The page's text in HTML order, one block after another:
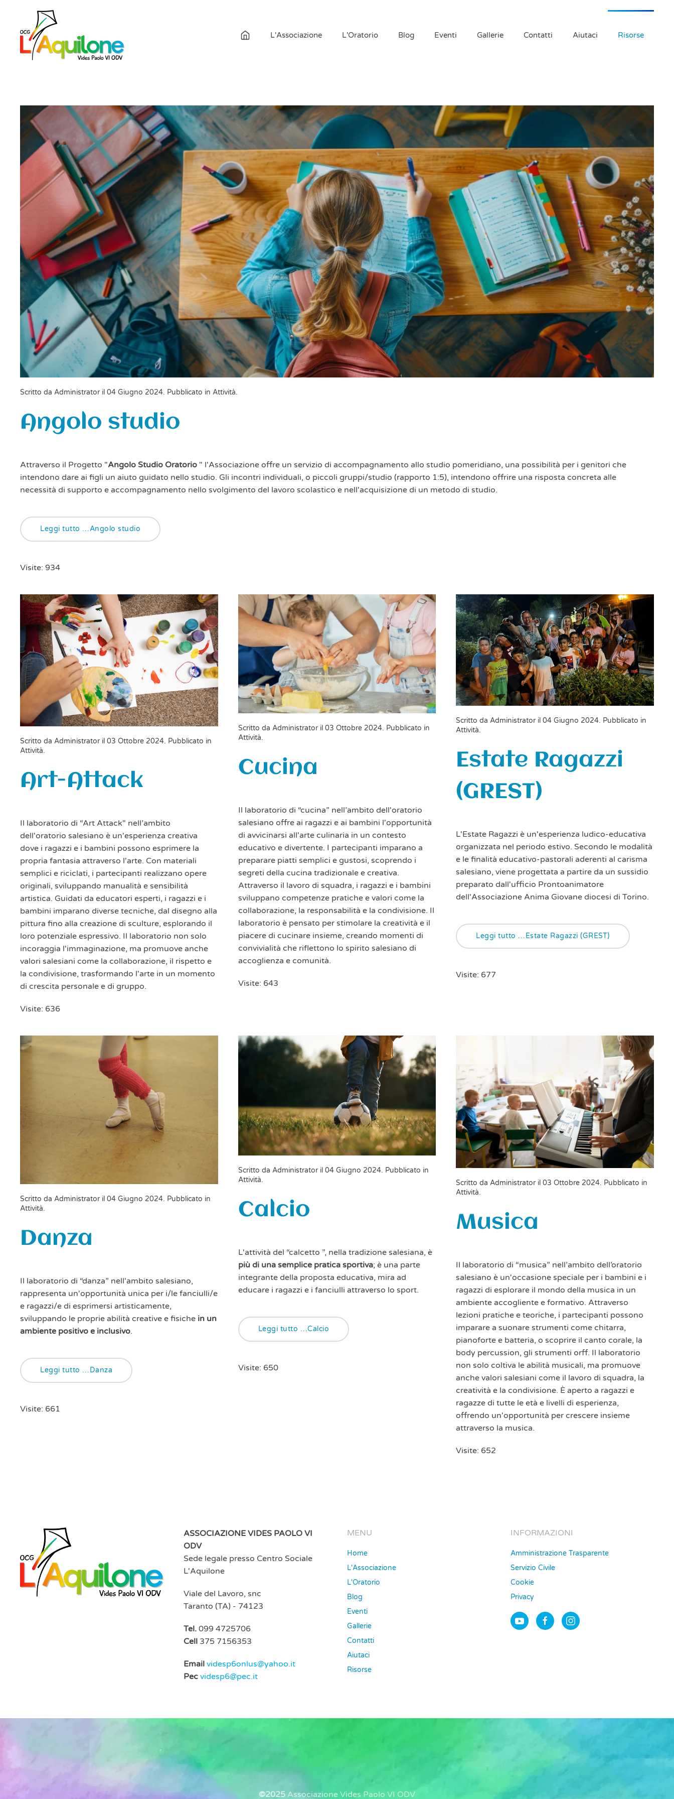
Skip to main content
L'Associazione L'Oratorio Blog Eventi Gallerie Contatti Aiutaci Risorse
Scritto da Administrator il 04 Giugno 2024. Pubblicato in Attività.
Angolo studio
Attraverso il Progetto "Angolo Studio Oratorio " l'Associazione offre un servizio di accompagnamento allo studio pomeridiano, una possibilità per i genitori che
intendono dare ai figli un aiuto guidato nello studio. Gli incontri individuali, o piccoli gruppi/studio (rapporto 1:5), intendono offrire una risposta concreta alle
necessità di supporto e accompagnamento nello svolgimento del lavoro scolastico e nell'acquisizione di un metodo di studio.
Leggi tutto …Angolo studio
Visite: 934
Scritto da Administrator il 03 Ottobre 2024. Pubblicato in
Attività.
Art-Attack
Il laboratorio di “Art Attack" nell’ambito
dell'oratorio salesiano è un'esperienza creativa
dove i ragazzi e i bambini possono esprimere la
propria fantasia attraverso l'arte. Con materiali
semplici e riciclati, i partecipanti realizzano opere
originali, sviluppando manualità e sensibilità
artistica. Guidati da educatori esperti, i ragazzi e i
bambini imparano diverse tecniche, dal disegno alla
pittura fino alla creazione di sculture, esplorando il
loro potenziale espressivo. Il laboratorio non solo
incoraggia l'immaginazione, ma promuove anche
valori salesiani come la collaborazione, il rispetto e
la condivisione, trasformando l'arte in un momento
di crescita personale e di gruppo.
Visite: 636
Scritto da Administrator il 03 Ottobre 2024. Pubblicato in
Attività.
Cucina
Il laboratorio di “cucina” nell’ambito dell'oratorio
salesiano offre ai ragazzi e ai bambini l'opportunità
di avvicinarsi all'arte culinaria in un contesto
educativo e divertente. I partecipanti imparano a
preparare piatti semplici e gustosi, scoprendo i
segreti della cucina tradizionale e creativa.
Attraverso il lavoro di squadra, i ragazzi e i bambini
sviluppano competenze pratiche e valori come la
collaborazione, la responsabilità e la condivisione. Il
laboratorio è pensato per stimolare la creatività e il
piacere di cucinare insieme, creando momenti di
convivialità che riflettono lo spirito salesiano di
accoglienza e comunità.
Visite: 643
Scritto da Administrator il04 Giugno 2024. Pubblicato in
Attività.
Estate Ragazzi
(GREST)
L'Estate Ragazzi è un'esperienza ludico-educativa
organizzata nel periodo estivo. Secondo le modalità
e le finalità educativo-pastorali aderenti al carisma
salesiano, viene progettata a partire da un sussidio
preparato dall'ufficio Prontoanimatore
dell'Associazione Anima Giovane diocesi di Torino.
Leggi tutto …Estate Ragazzi (GREST)
Visite: 677
Scritto da Administrator il 04 Giugno 2024. Pubblicato in
Attività.
Danza
Il laboratorio di “danza” nell'ambito salesiano,
rappresenta un'opportunità unica per i/le fanciulli/e
e ragazzi/e di esprimersi artisticamente,
sviluppando le proprie abilità creative e fisiche in un
ambiente positivo e inclusivo.
Leggi tutto …Danza
Visite: 661
Scritto da Administrator il 04 Giugno 2024. Pubblicato in
Attività.
Calcio
L'attività del “calcetto ”, nella tradizione salesiana, è
più di una semplice pratica sportiva; è una parte
integrante della proposta educativa, mira ad
educare i ragazzi e i fanciulli attraverso lo sport.
Leggi tutto …Calcio
Visite: 650
Scritto da Administrator il03 Ottobre 2024. Pubblicato in
Attività.
Musica
Il laboratorio di “musica” nell’ambito dell’oratorio
salesiano è un'occasione speciale per i bambini e i
ragazzi di esplorare il mondo della musica in un
ambiente accogliente e formativo. Attraverso
lezioni pratiche e teoriche, i partecipanti possono
imparare a suonare strumenti come chitarra,
pianoforte e batteria, o scoprire il canto corale, la
body percussion, gli strumenti orff. Il laboratorio
non solo coltiva le abilità musicali, ma promuove
anche valori salesiani come il lavoro di squadra, la
creatività e la condivisione. È aperto a ragazzi e
ragazze di tutte le età e livelli di esperienza,
offrendo un'opportunità per crescere insieme
attraverso la musica.
Visite: 652
ASSOCIAZIONE VIDES PAOLO VI
ODV
Sede legale presso Centro Sociale
L'Aquilone
Viale del Lavoro, snc
Taranto (TA) - 74123
Tel. 099 4725706
Cell 375 7156353
Email videsp6onlus@yahoo.it
Pec videsp6@pec.it
MENU
Home
L'Associazione
L'Oratorio
Blog
Eventi
Gallerie
Contatti
Aiutaci
Risorse
INFORMAZIONI
Amministrazione Trasparente
Servizio Civile
Cookie
Privacy
©2025 Associazione Vides Paolo VI ODV